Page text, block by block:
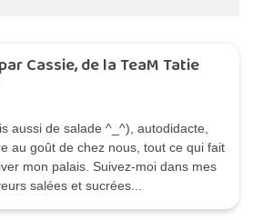
Cassie, de la TeaM Tatie
aussi de salade ^_^), autodidacte,
au goût de chez nous, tout ce qui fait
mon palais. Suivez-moi dans mes
salées et sucrées...